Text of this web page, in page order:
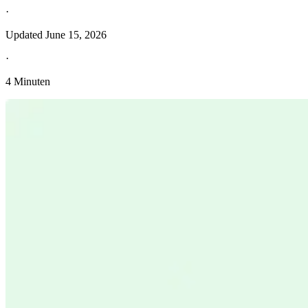
·
Updated June 15, 2026
·
4 Minuten